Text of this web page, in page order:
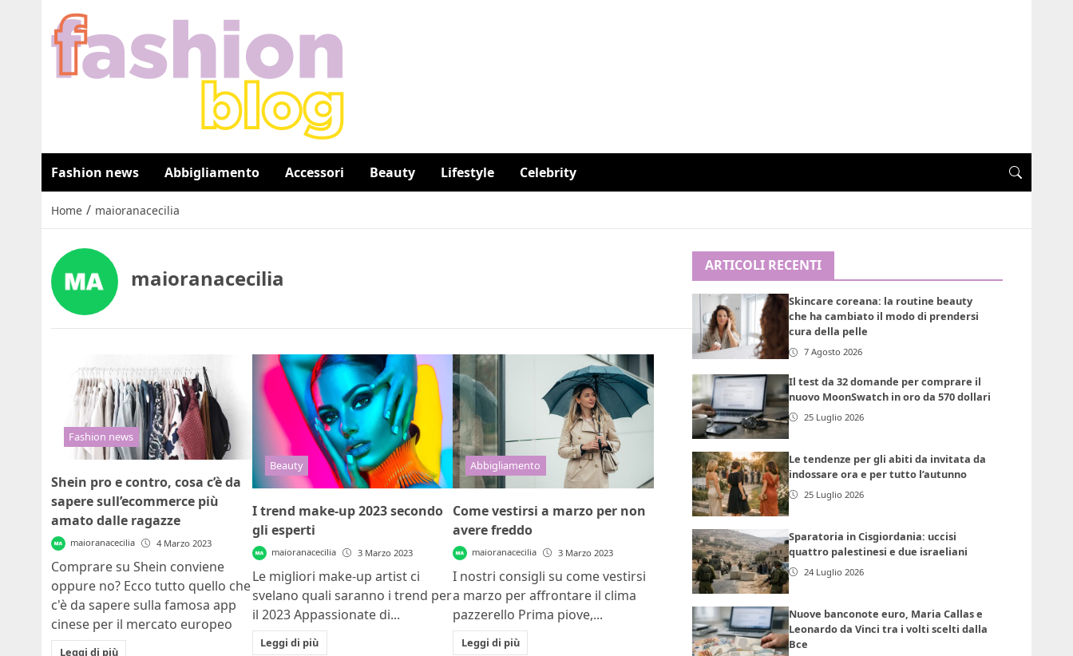
Fashion news Abbigliamento Accessori Beauty Lifestyle Celebrity
Home / maioranacecilia
maioranacecilia
Fashion news
Shein pro e contro, cosa c’è da
sapere sull’ecommerce più
amato dalle ragazze
maioranacecilia 4 Marzo 2023
Comprare su Shein conviene
oppure no? Ecco tutto quello che
c'è da sapere sulla famosa app
cinese per il mercato europeo
Leggi di più
Beauty
I trend make-up 2023 secondo
gli esperti
maioranacecilia 3 Marzo 2023
Le migliori make-up artist ci
svelano quali saranno i trend per
il 2023 Appassionate di...
Leggi di più
Abbigliamento
Come vestirsi a marzo per non
avere freddo
maioranacecilia 3 Marzo 2023
I nostri consigli su come vestirsi
a marzo per affrontare il clima
pazzerello Prima piove,...
Leggi di più
ARTICOLI RECENTI
Skincare coreana: la routine beauty
che ha cambiato il modo di prendersi
cura della pelle
7 Agosto 2026
Il test da 32 domande per comprare il
nuovo MoonSwatch in oro da 570 dollari
25 Luglio 2026
Le tendenze per gli abiti da invitata da
indossare ora e per tutto l’autunno
25 Luglio 2026
Sparatoria in Cisgiordania: uccisi
quattro palestinesi e due israeliani
24 Luglio 2026
Nuove banconote euro, Maria Callas e
Leonardo da Vinci tra i volti scelti dalla
Bce